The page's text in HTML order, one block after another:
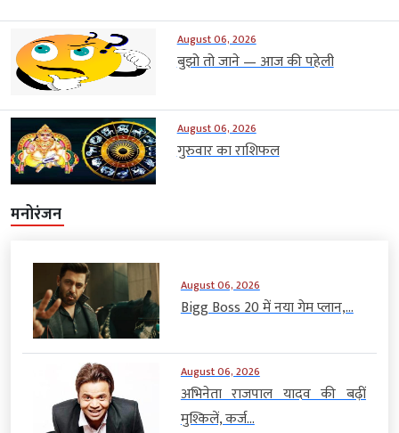
August 06, 2026
बुझो तो जाने — आज की पहेली
August 06, 2026
गुरुवार का राशिफल
मनोरंजन
August 06, 2026
Bigg Boss 20 में नया गेम प्लान,...
August 06, 2026
अभिनेता राजपाल यादव की बढ़ीं
मुश्किलें, कर्ज...